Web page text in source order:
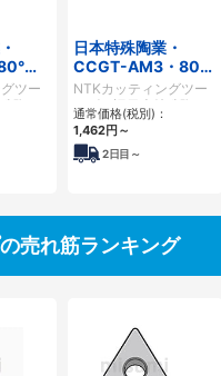
ひ
有・
ツー
陶
日本特殊陶業・
CCGT-AM3・80°
ひし形・ポジ・穴
有・旋削チップ
NTKカッティングツー
ルズ（旧日本特殊陶
業）
通常価格(税別)：
1,462円 ～
2日目～
売れ筋ランキング